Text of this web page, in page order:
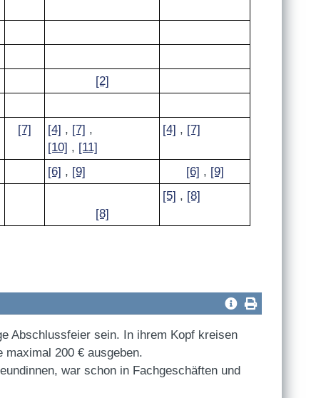
[2]
[7] [4] , [7] ,
[10] , [11]
[4] , [7]
[6] , [9] [6] , [9]
[8]
[5] , [8]
Abschlussfeier sein. In ihrem Kopf kreisen
200 € ausgeben.
war schon in Fachgeschäften und